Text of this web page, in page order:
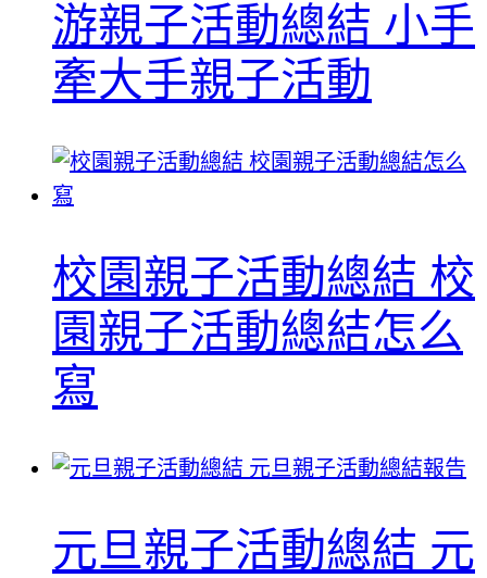
游親子活動總結 小手
牽大手親子活動
校園親子活動總結 校
園親子活動總結怎么
寫
元旦親子活動總結 元